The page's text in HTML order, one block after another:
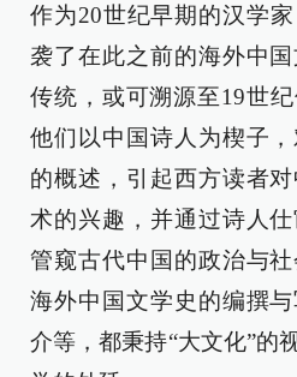
作为20世纪早期的汉学
袭了在此之前的海外中
传统，或可溯源至19世纪
他们以中国诗人为楔子
的概述，引起西方读者
术的兴趣，并通过诗人
管窥古代中国的政治与
海外中国文学史的编撰
介等，都秉持“大文化”的